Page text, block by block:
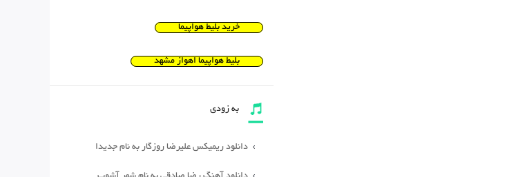
خرید بلیط هواپیما
بلیط هواپیما اهواز مشهد
به زودی
دانلود ریمیکس علیرضا روزگار به نام جدیدا